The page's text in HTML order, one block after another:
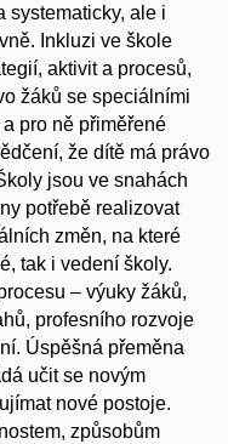
systematicky, ale i
Inkluzi ve škole
aktivit a procesů,
žáků se speciálními
pro ně přiměřené
že dítě má právo
jsou ve snahách
potřebě realizovat
změn, na které
tak i vedení školy.
– výuky žáků,
profesního rozvoje
Úspěšná přeměna
učit se novým
nové postoje.
způsobům